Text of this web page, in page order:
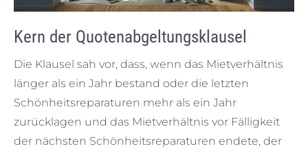
Kern der Quotenabgeltungsklausel
Die Klausel sah vor, dass, wenn das Mietverhältnis
länger als ein Jahr bestand oder die letzten
Schönheitsreparaturen mehr als ein Jahr
zurücklagen und das Mietverhältnis vor Fälligkeit
der nächsten Schönheitsreparaturen endete, der